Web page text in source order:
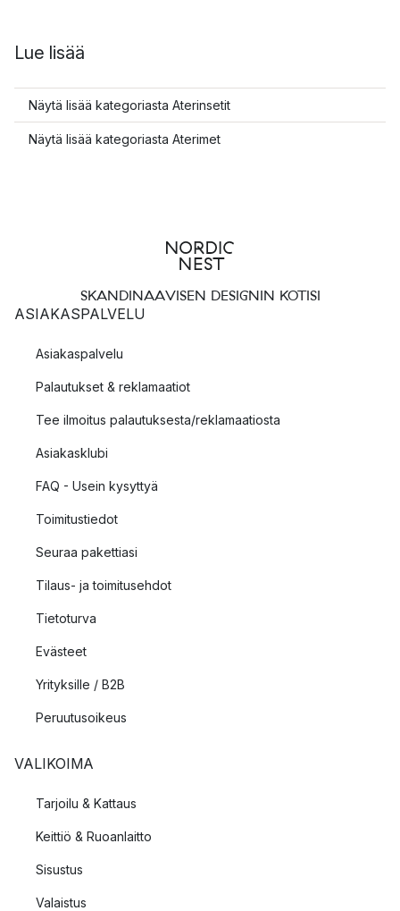
Lue lisää
Näytä lisää kategoriasta Aterinsetit
Näytä lisää kategoriasta Aterimet
SKANDINAAVISEN DESIGNIN KOTISI
ASIAKASPALVELU
Asiakaspalvelu
Palautukset & reklamaatiot
Tee ilmoitus palautuksesta/reklamaatiosta
Asiakasklubi
FAQ - Usein kysyttyä
Toimitustiedot
Seuraa pakettiasi
Tilaus- ja toimitusehdot
Tietoturva
Evästeet
Yrityksille / B2B
Peruutusoikeus
VALIKOIMA
Tarjoilu & Kattaus
Keittiö & Ruoanlaitto
Sisustus
Valaistus